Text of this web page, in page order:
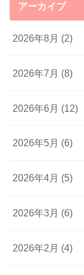
アーカイブ
2026年8月 (2)
2026年7月 (8)
2026年6月 (12)
2026年5月 (6)
2026年4月 (5)
2026年3月 (6)
2026年2月 (4)